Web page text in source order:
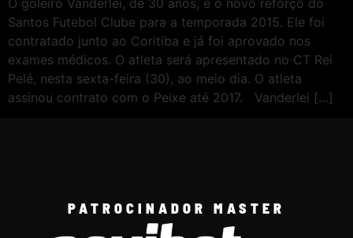
O goleiro Vanderlei, de 30 anos, é o novo reforço do
Santos Futebol Clube para a temporada 2015. Ele foi
contratado junto ao Coritiba e já foi aprovado nos
exames médicos. O atleta será apresentado no CT Rei
Pelé, nesta sexta-feira (30), ao meio dia. O atleta
assinou contrato com o Peixe até 2017. Vanderlei […]
PATROCINADOR MASTER